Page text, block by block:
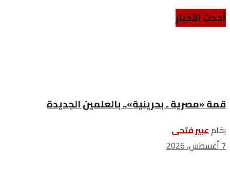
أحدث الأخبار
قمة «مصرية ـ بحرينية».. بالعلمين الجديدة
بقلمعبير فتحى
7 أغسطس، 2026